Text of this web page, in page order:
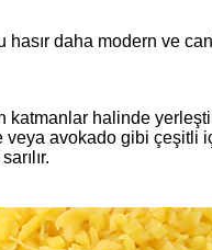
daha modern ve
katmanlar halinde
avokado gibi çeşitli